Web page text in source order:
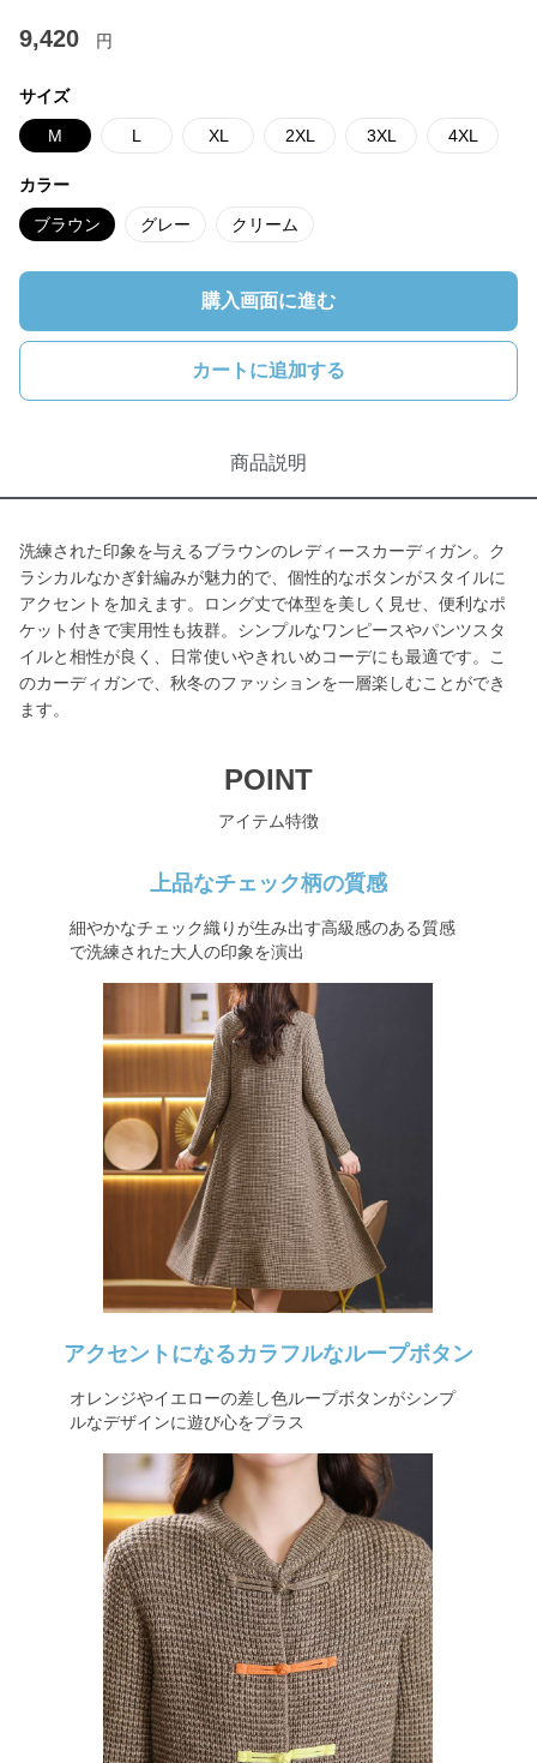
9,420 円
サイズ
M L XL 2XL 3XL 4XL
カラー
ブラウン グレー クリーム
購入画面に進む
カートに追加する
商品説明
洗練された印象を与えるブラウンのレディースカーディガン。ク
ラシカルなかぎ針編みが魅力的で、個性的なボタンがスタイルに
アクセントを加えます。ロング丈で体型を美しく見せ、便利なポ
ケット付きで実用性も抜群。シンプルなワンピースやパンツスタ
イルと相性が良く、日常使いやきれいめコーデにも最適です。こ
のカーディガンで、秋冬のファッションを一層楽しむことができ
ます。
POINT
アイテム特徴
上品なチェック柄の質感
細やかなチェック織りが生み出す高級感のある質感
で洗練された大人の印象を演出
アクセントになるカラフルなループボタン
オレンジやイエローの差し色ループボタンがシンプ
ルなデザインに遊び心をプラス